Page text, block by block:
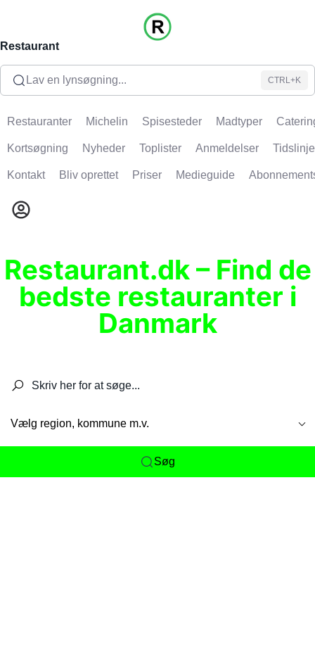
Restaurant
Lav en lynsøgning... CTRL+K
Restauranter Michelin Spisesteder Madtyper
Kortsøgning Nyheder Toplister Anmeldelser Tidslinje
Kontakt Bliv oprettet Priser Medieguide
Restaurant.dk – Find de
bedste restauranter i
Danmark
Vælg region, kommune m.v.
Søg